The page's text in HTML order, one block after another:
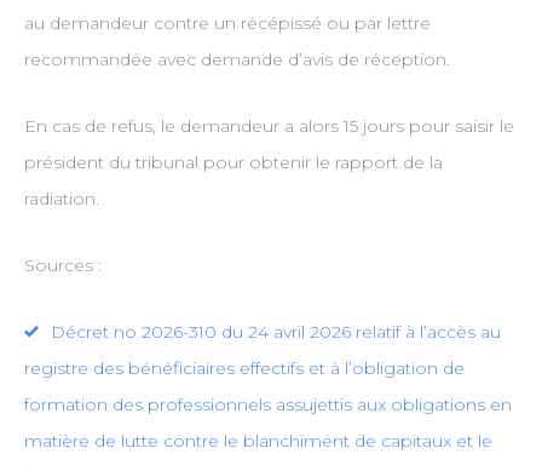
au demandeur contre un récépissé ou par lettre
recommandée avec demande d’avis de réception.
En cas de refus, le demandeur a alors 15 jours pour saisir le
président du tribunal pour obtenir le rapport de la
radiation.
Sources :
Décret no 2026-310 du 24 avril 2026 relatif à l’accès au
registre des bénéficiaires effectifs et à l’obligation de
formation des professionnels assujettis aux obligations en
matière de lutte contre le blanchiment de capitaux et le